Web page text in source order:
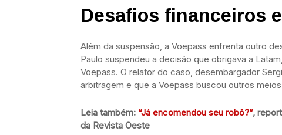
Desafios financeiros
Além da suspensão, a Voepass enfrenta outro
Paulo suspendeu a decisão que obrigava a
Voepass. O relator do caso, desembargador
arbitragem e que a Voepass buscou outros
Leia também: “Já encomendou seu robô?”,
da Revista Oeste